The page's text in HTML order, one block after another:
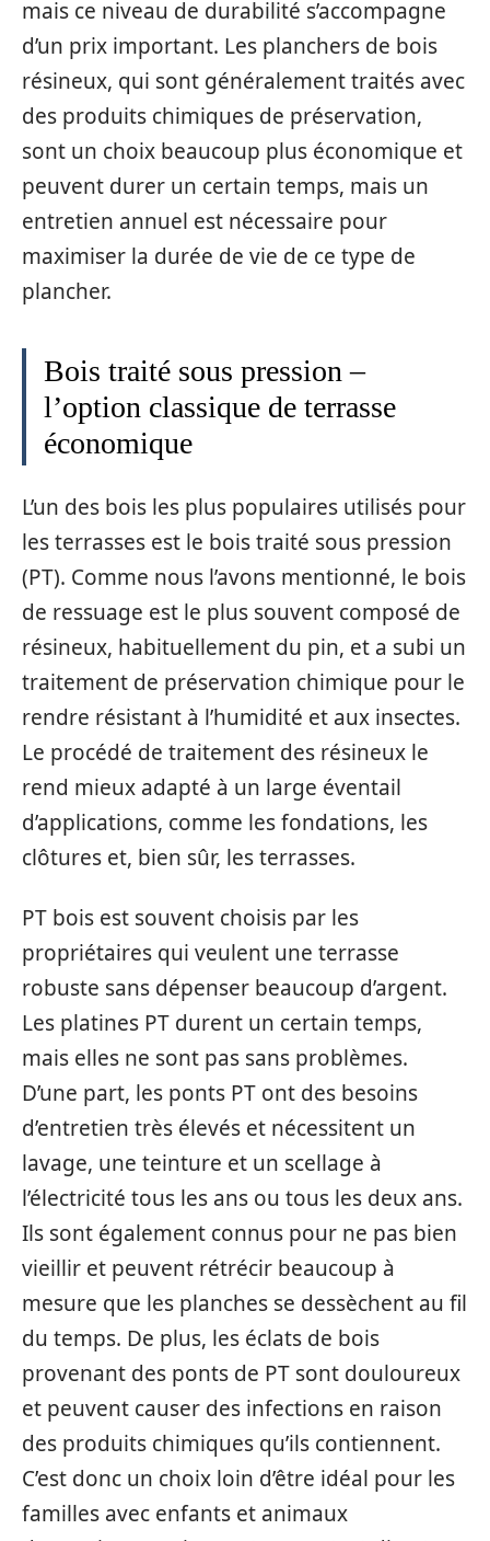
mais ce niveau de durabilité s’accompagne
d’un prix important. Les planchers de bois
résineux, qui sont généralement traités avec
des produits chimiques de préservation,
sont un choix beaucoup plus économique et
peuvent durer un certain temps, mais un
entretien annuel est nécessaire pour
maximiser la durée de vie de ce type de
plancher.
Bois traité sous pression –
l’option classique de terrasse
économique
L’un des bois les plus populaires utilisés pour
les terrasses est le bois traité sous pression
(PT). Comme nous l’avons mentionné, le bois
de ressuage est le plus souvent composé de
résineux, habituellement du pin, et a subi un
traitement de préservation chimique pour le
rendre résistant à l’humidité et aux insectes.
Le procédé de traitement des résineux le
rend mieux adapté à un large éventail
d’applications, comme les fondations, les
clôtures et, bien sûr, les terrasses.
PT bois est souvent choisis par les
propriétaires qui veulent une terrasse
robuste sans dépenser beaucoup d’argent.
Les platines PT durent un certain temps,
mais elles ne sont pas sans problèmes.
D’une part, les ponts PT ont des besoins
d’entretien très élevés et nécessitent un
lavage, une teinture et un scellage à
l’électricité tous les ans ou tous les deux ans.
Ils sont également connus pour ne pas bien
vieillir et peuvent rétrécir beaucoup à
mesure que les planches se dessèchent au fil
du temps. De plus, les éclats de bois
provenant des ponts de PT sont douloureux
et peuvent causer des infections en raison
des produits chimiques qu’ils contiennent.
C’est donc un choix loin d’être idéal pour les
familles avec enfants et animaux